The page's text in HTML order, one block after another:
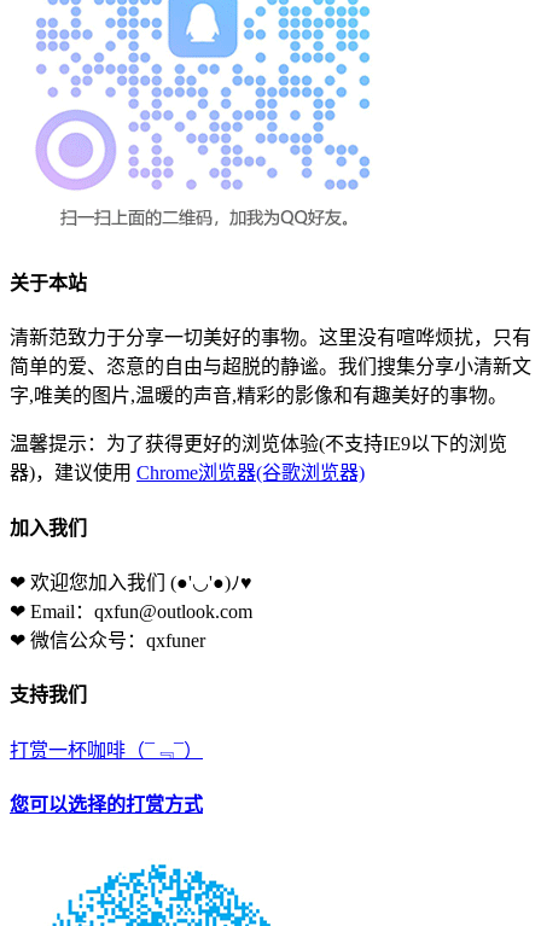
关于本站
清新范致力于分享一切美好的事物。这里没有喧哗烦扰，只有
简单的爱、恣意的自由与超脱的静谧。我们搜集分享小清新文
字,唯美的图片,温暖的声音,精彩的影像和有趣美好的事物。
温馨提示：为了获得更好的浏览体验(不支持IE9以下的浏览
器)，建议使用 Chrome浏览器(谷歌浏览器)
加入我们
❤ 欢迎您加入我们 (●'◡'●)ﾉ♥
❤ Email：qxfun@outlook.com
❤ 微信公众号：qxfuner
支持我们
打赏一杯咖啡 （¯﹃¯）
您可以选择的打赏方式